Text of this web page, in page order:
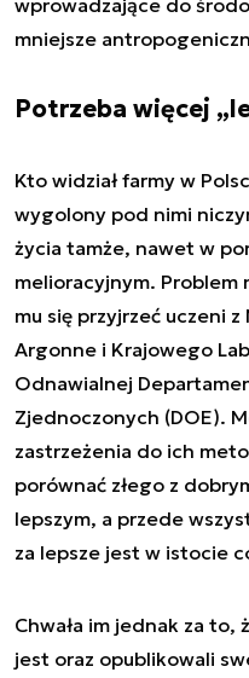
mniejsze
Potrzeba więcej
Kto widział farmy w
wygolony pod nimi
życia tamże, nawet w
melioracyjnym.
mu się przyjrzeć uczeni
Argonne i Krajowego
Odnawialnej
Zjednoczonych (DOE).
zastrzeżenia do ich
porównać złego z
lepszym, a przede
za lepsze jest w istocie
Chwała im jednak za
jest oraz opublikowali